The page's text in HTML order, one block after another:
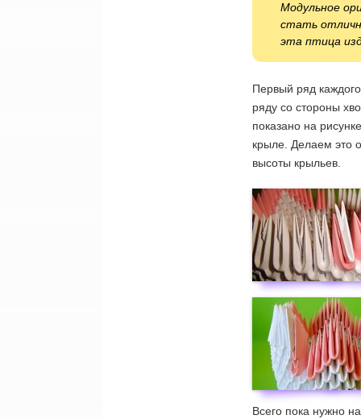
Модульное
стать
эта птица
Первый ряд
ряду со стороны
показано на
крыле. Делаем это
высоты крыльев.
Всего пока нужно